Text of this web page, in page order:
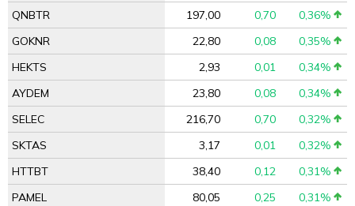
QNBTR
197,00 0,70
0,36%
GOKNR
22,80 0,08
0,35%
HEKTS
2,93 0,01
0,34%
AYDEM
23,80 0,08
0,34%
SELEC
216,70 0,70
0,32%
SKTAS
3,17 0,01
0,32%
HTTBT
38,40 0,12
0,31%
PAMEL
80,05 0,25
0,31%